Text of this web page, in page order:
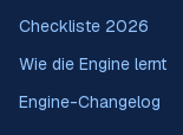
Checkliste 2026
Wie die Engine lernt
Engine-Changelog